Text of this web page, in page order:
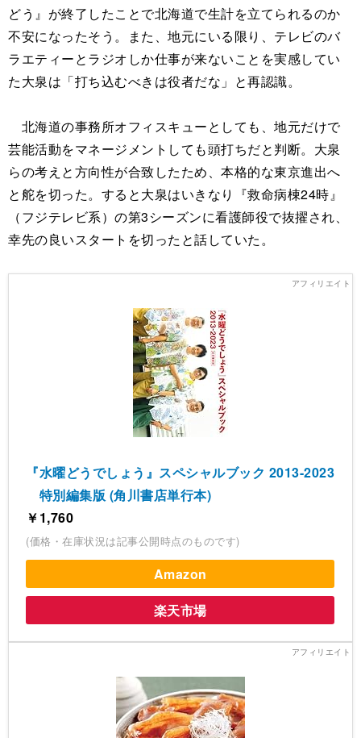
どう』が終了したことで北海道で生計を立てられるのか
不安になったそう。また、地元にいる限り、テレビのバ
ラエティーとラジオしか仕事が来ないことを実感してい
た大泉は「打ち込むべきは役者だな」と再認識。
北海道の事務所オフィスキューとしても、地元だけで
芸能活動をマネージメントしても頭打ちだと判断。大泉
らの考えと方向性が合致したため、本格的な東京進出へ
と舵を切った。すると大泉はいきなり『救命病棟24時』
（フジテレビ系）の第3シーズンに看護師役で抜擢され、
幸先の良いスタートを切ったと話していた。
『水曜どうでしょう』スペシャルブック 2013-2023
特別編集版 (角川書店単行本)
￥1,760
(価格・在庫状況は記事公開時点のものです)
Amazon
楽天市場